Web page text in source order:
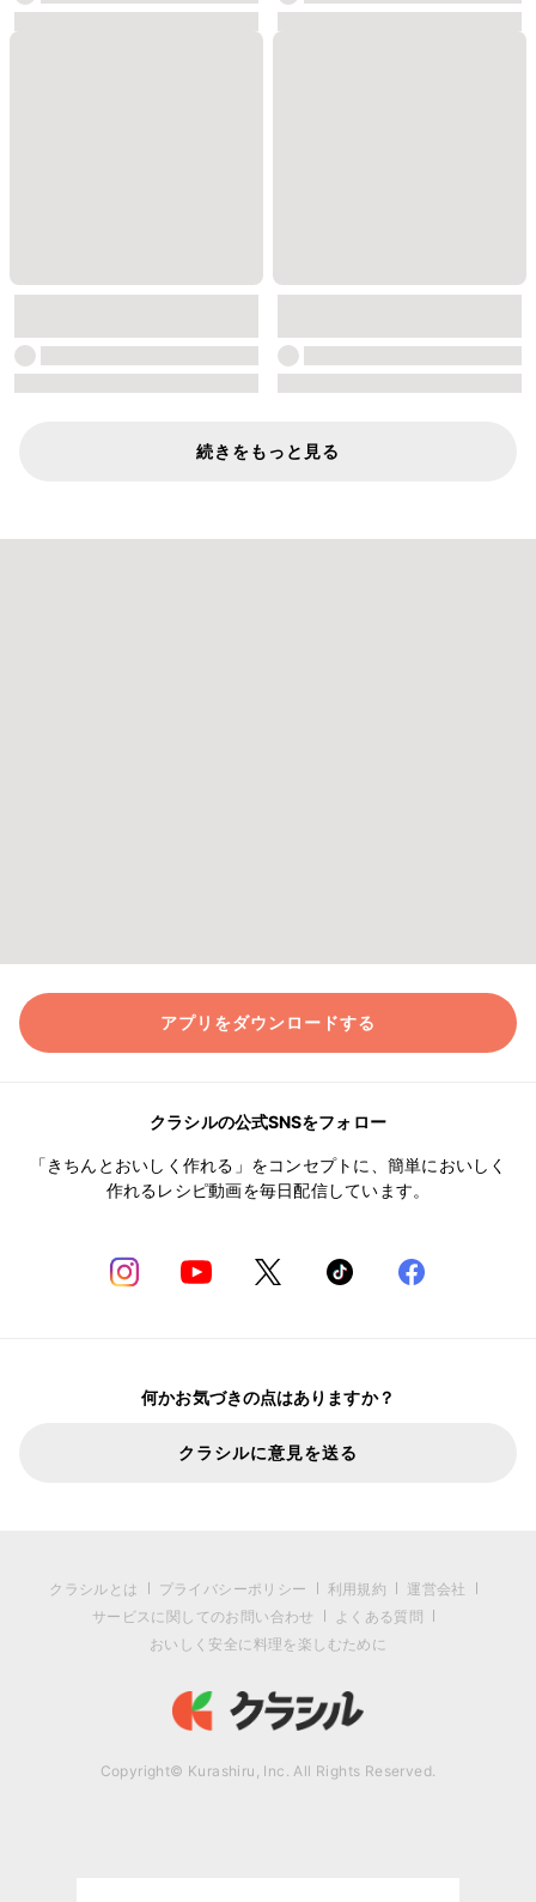
続きをもっと見る
アプリをダウンロードする
クラシルの公式SNSをフォロー
「きちんとおいしく作れる」をコンセプトに、簡単においしく
作れるレシピ動画を毎日配信しています。
何かお気づきの点はありますか？
クラシルに意見を送る
クラシルとは プライバシーポリシー 利用規約
運営会社
サービスに関してのお問い合わせ
よくある質問
おいしく安全に料理を楽しむために
Copyright© Kurashiru, Inc. All Rights Reserved.